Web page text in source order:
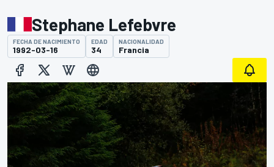
Stephane Lefebvre
FECHA DE NACIMIENTO
1992-03-16
EDAD
34
NACIONALIDAD
Francia